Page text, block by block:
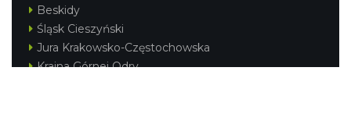
Beskidy
Śląsk Cieszyński
Jura Krakowsko-Częstochowska
Kraina Górnej Odry